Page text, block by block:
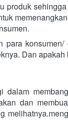
Dan
dan